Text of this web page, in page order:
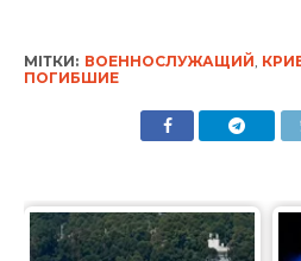
МІТКИ: ВОЕННОСЛУЖАЩИЙ
ПОГИБШИЕ